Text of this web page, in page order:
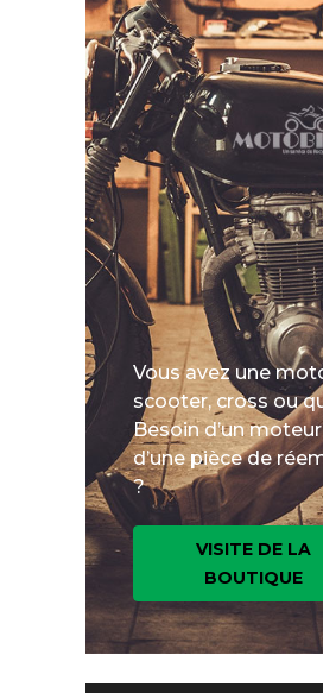
Vous avez une
scooter, cross ou
Besoin d’un
d’une pièce de
?
VISITE DE LA
BOUTIQUE